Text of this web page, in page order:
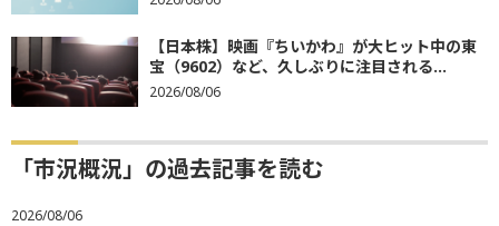
【日本株】映画『ちいかわ』が大ヒット中の東
宝（9602）など、久しぶりに注目される...
2026/08/06
「市況概況」の過去記事を読む
2026/08/06